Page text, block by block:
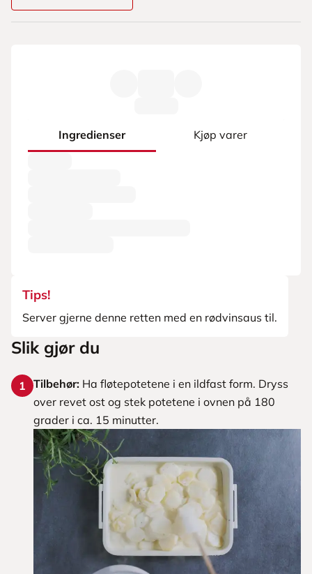
Ingredienser Kjøp varer
Tips!
Server gjerne denne retten med en rødvinsaus til.
Slik gjør du
1 Tilbehør: Ha fløtepotetene i en ildfast form. Dryss
over revet ost og stek potetene i ovnen på 180
grader i ca. 15 minutter.